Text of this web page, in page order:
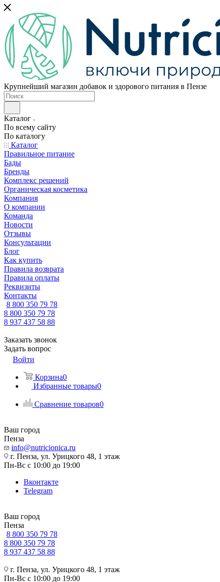
Крупнейший магазин добавок и здорового питания в Пензе
Каталог
По всему сайту
По каталогу
Каталог
Правильное питание
Бады
Бренды
Комплекс решений
Органическая косметика
Компания
О компании
Команда
Новости
Отзывы
Консультации
Блог
Как купить
Правила возврата
Правила оплаты
Реквизиты
Контакты
8 800 350 79 78
8 800 350 79 78
8 937 437 58 88
Заказать звонок
Задать вопрос
Войти
Корзина0
Избранные товары0
Сравнение товаров0
Ваш город
Пенза
info@nutricionica.ru
г. Пенза, ул. Урицкого 48, 1 этаж
Пн-Вс с 10:00 до 19:00
Вконтакте
Telegram
Ваш город
Пенза
8 800 350 79 78
8 800 350 79 78
8 937 437 58 88
г. Пенза, ул. Урицкого 48, 1 этаж
Пн-Вс с 10:00 до 19:00